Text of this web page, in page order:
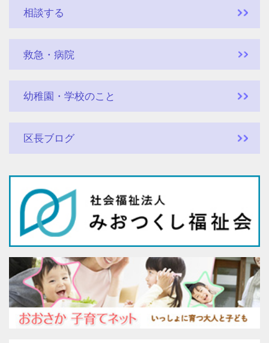
相談する
救急・病院
幼稚園・学校のこと
区長ブログ